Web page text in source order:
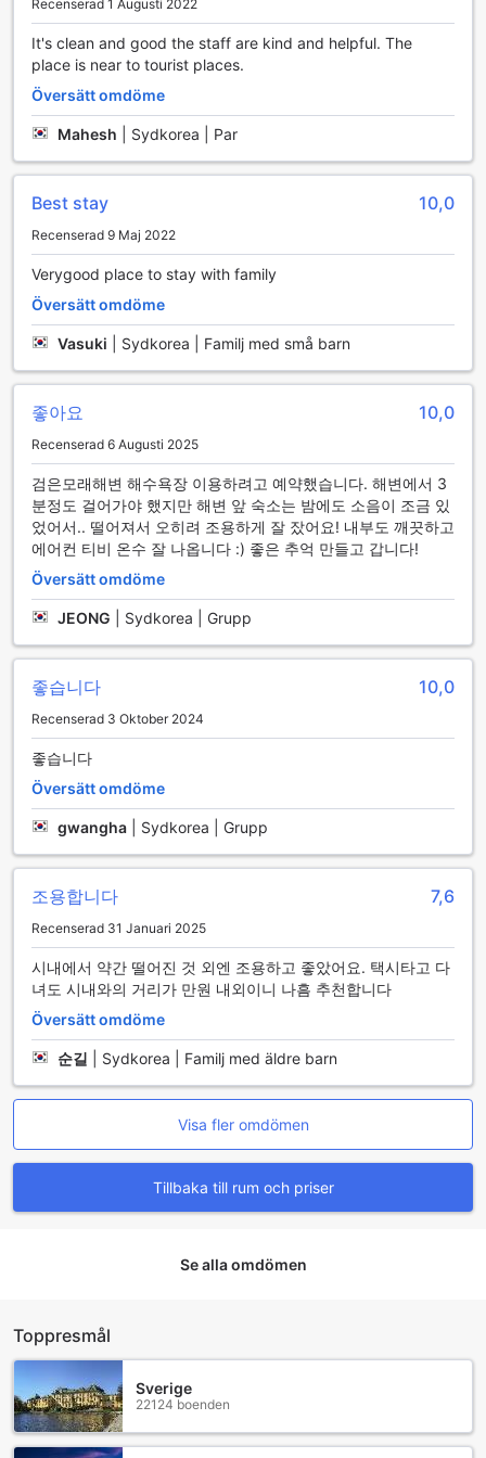
Alla särskilda önskemål bemöts i mån av tillgång.
beläggningssyfte.
Incheckning kan nekas om antalet gäster vid incheckning
överstiger antalet personer i bokningen.
Var god kontakta bokningssidans kundtjänst om du har
några frågor.
För den som älskar vattenaktiviteter finns det även
möjlighet att hyra utrustning för vattensporter. Oavsett om
du vill paddla kajak, prova på stand-up paddleboarding
Pensyeon allt du behöver för att göra din sportiga
strandupplevelse komplett. Med dessa fantastiska
faciliteter kan du njuta av både avkoppling och äventyr
under din vistelse.
Bekvämlighetsfaciliteter på Yeosu Ddeul Pensyeon
På Yeosu Ddeul Pensyeon får du tillgång till en rad
bekvämlighetsfaciliteter som gör din vistelse så smidig som
möjligt. För att hålla dig uppkopplad under hela din resa
erbjuder hotellet gratis Wi-Fi i alla rum. Oavsett om du
behöver arbeta, planera dina aktiviteter eller bara dela dina
snabb och pålitlig internetanslutning till hands.
Dessutom har hotellet en praktisk bagageförvaring där du
vackra staden Yeosu. Detta ger dig friheten att njuta av
ytterligare bekvämlighet finns det även en närbutik på
plats, vilket gör det enkelt att få tag på snacks, drycker
och andra nödvändigheter under din vistelse. Med dessa
faciliteter är Yeosu Ddeul Pensyeon det perfekta valet för
både affärsresenärer och turister som söker en bekväm
och avkopplande upplevelse.
Transportfaciliteter på Yeosu Ddeul Pensyeon
Yeosu Ddeul Pensyeon erbjuder sina gäster en bekväm och
lättillgänglig parkeringslösning för dem som reser med bil.
det enkelt för gästerna att parkera sina fordon utan stress.
Oavsett om du planerar en kort vistelse eller en längre
semester, kan du vara säker på att ditt fordon är i trygga
händer under ditt besök.
Den centrala placeringen av Yeosu Ddeul Pensyeon gör det
till en idealisk utgångspunkt för att utforska den vackra
attraktioner kan gästerna enkelt ta sig runt i området.
Oavsett om du vill besöka de pittoreska stränderna,
kulturhistoriska platser eller njuta av den fantastiska
utsikten över havet, erbjuder hotellets transportfaciliteter
en perfekt kombination av bekvämlighet och frihet.
Rumfaciliteter på Yeosu Ddeul Pensyeon
och avkopplande vistelse med ett urval av moderna
rumfaciliteter som är designade för att göra din tid här
oförglömlig. Varje rum är utrustat med en platt-TV, vilket
ger dig möjlighet att njuta av dina favoritprogram och filmer
efter en lång dag av utforskning. För att säkerställa att du
alltid har tillgång till kalla drycker eller snacks, finns det
För din bekvämlighet erbjuder rummen också en hårtork, så
är av hög kvalitet och ger en extra touch av lyx till din
vistelse. Oavsett om du reser för arbete eller nöje, kommer
dessa faciliteter att bidra till en hemtrevlig atmosfär där du
kan koppla av och njuta av din tid i Yeosu.
Rumserbjudanden på Yeosu Ddeul Pensyeon
Recenserad 1 Augusti 2022
It's clean and good the staff are kind and helpful. The
place is near to tourist places.
Översätt omdöme
Mahesh Sydkorea | Par
Best stay 10,0
Recenserad 9 Maj 2022
Verygood place to stay with family
Översätt omdöme
Vasuki Sydkorea | Familj med små barn
좋아요 10,0
Recenserad 6 Augusti 2025
검은모래해변 해수욕장 이용하려고 예약했습니다. 해변에서 3
분정도 걸어가야 했지만 해변 앞 숙소는 밤에도 소음이 조금 있
었어서.. 떨어져서 오히려 조용하게 잘 잤어요! 내부도 깨끗하고
에어컨 티비 온수 잘 나옵니다 :) 좋은 추억 만들고 갑니다!
Översätt omdöme
JEONG Sydkorea | Grupp
좋습니다 10,0
Recenserad 3 Oktober 2024
좋습니다
Översätt omdöme
gwangha Sydkorea | Grupp
조용합니다 7,6
Recenserad 31 Januari 2025
시내에서 약간 떨어진 것 외엔 조용하고 좋았어요. 택시타고 다
녀도 시내와의 거리가 만원 내외이니 나흠 추천합니다
Översätt omdöme
순길 Sydkorea | Familj med äldre barn
Visa fler omdömen
Tillbaka till rum och priser
Se alla omdömen
Toppresmål
Sverige
22124 boenden